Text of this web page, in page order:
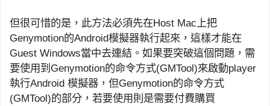
但很可惜的是，此方法必須先在Host Mac 上把
Genymotion的Android模擬器執行起來，這樣才能在
Guest Windows當中去連結。如果要突破這個問題 ，需
要使用到 Genymotion的命令方式(GMTool)來啟動player
執行Android 模擬器，但Genymotion的命令方式
(GMTool)的部分 ，若要使用則 是需要付費購買